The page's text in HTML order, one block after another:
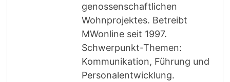
genossenschaftlichen
Wohnprojektes. Betreibt
MWonline seit 1997.
Schwerpunkt-Themen:
Kommunikation, Führung und
Personalentwicklung.